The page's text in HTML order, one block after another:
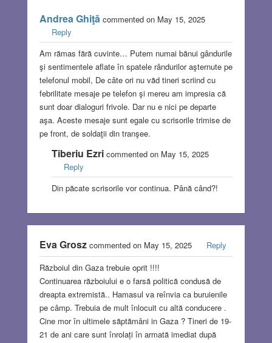
Andrea Ghiţăcommented on May 15, 2025
Reply
Am rămas fără cuvinte… Putem numai bănui gândurile
şi sentimentele aflate în spatele rândurilor aşternute pe
telefonul mobil, De câte ori nu văd tineri scriind cu
febrilitate mesaje pe telefon şi mereu am impresia că
sunt doar dialoguri frivole. Dar nu e nici pe departe
aşa. Aceste mesaje sunt egale cu scrisorile trimise de
pe front, de soldaţii din tranşee.
Tiberiu Ezricommented on May 15, 2025
Reply
Din păcate scrisorile vor continua. Până când?!
Eva Groszcommented on May 15, 2025
Reply
Războiul din Gaza trebuie oprit !!!!
Continuarea războiului e o farsă politică condusă de
dreapta extremistă.. Hamasul va reînvia ca buruienile
pe câmp. Trebuia de mult înlocuit cu altă conducere .
Cine mor în ultimele săptămâni in Gaza ? Tineri de 19-
21 de ani care sunt înrolați în armată imediat după